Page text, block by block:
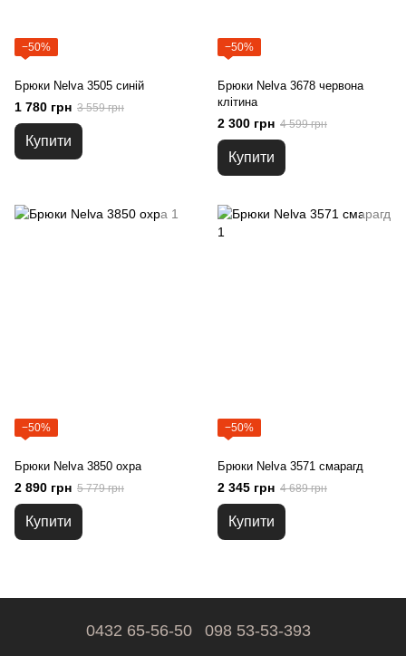
−50%
Брюки Nelva 3505 синій
1 780 грн 3 559 грн
Купити
−50%
Брюки Nelva 3678 червона
клітина
2 300 грн 4 599 грн
Купити
−50%
Брюки Nelva 3850 охра
2 890 грн 5 779 грн
Купити
−50%
Брюки Nelva 3571 смарагд
2 345 грн 4 689 грн
Купити
0432 65-56-50 098 53-53-393